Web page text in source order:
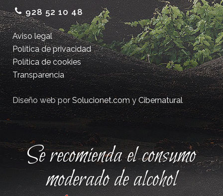
928 52 10 48
Aviso legal
Política de privacidad
Política de cookies
Transparencia
Diseño web porSolucionet.comyCibernatural
Se recomienda el consumo
moderado de alcohol